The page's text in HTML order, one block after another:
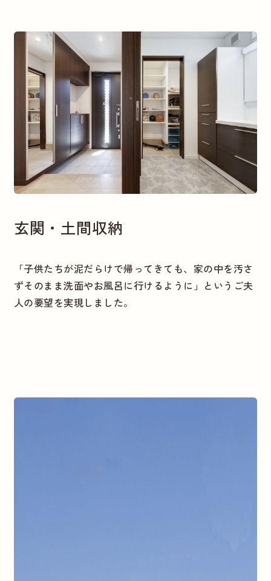
玄関・土間収納
「子供たちが泥だらけで帰ってきても、家の中を汚さ
ずそのまま洗面やお風呂に行けるように」というご夫
人の要望を実現しました。